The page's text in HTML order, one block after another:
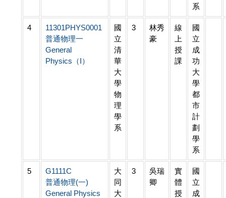
系
4
11301PHYS0001
普通物理一
General
Physics（I）
國
立
清
華
大
學
物
理
學
系
3
林秀
豪
線
上
授
課
國
立
成
功
大
學
都
市
計
劃
學
系
5
G1111C
普通物理(一)
General Physics
大
同
大
3
吳瑞
卿
實
體
授
國
立
成